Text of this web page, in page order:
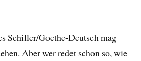
Schiller/Goethe-Deutsch mag
Aber wer redet schon so, wie